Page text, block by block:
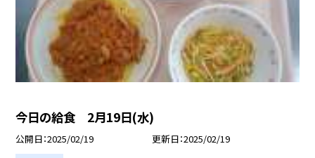
今日の給食 2月19日(水)
公開日 2025/02/19 更新日 2025/02/19